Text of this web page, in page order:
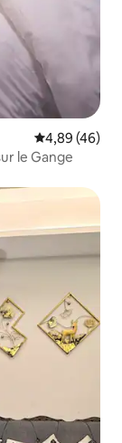
Évaluation
4,89 (46)
le Gange